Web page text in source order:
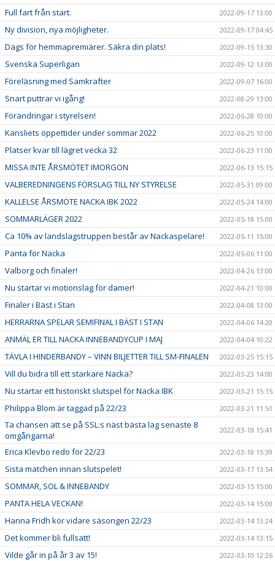
Full fart från start.
2022-09-17 13:00
Ny division, nya möjligheter. 2022-09-17 04:45
Dags för hemmapremiärer. Säkra din plats! 2022-09-15 13:30
Svenska Superligan 2022-09-12 13:00
Föreläsning med Samkrafter 2022-09-07 16:00
Snart puttrar vi igång! 2022-08-29 13:00
Förändringar i styrelsen! 2022-06-28 10:00
Kansliets öppettider under sommar 2022 2022-06-25 10:00
Platser kvar till lägret vecka 32 2022-06-23 11:00
MISSA INTE ÅRSMÖTET IMORGON 2022-06-13 15:15
VALBEREDNINGENS FÖRSLAG TILL NY STYRELSE 2022-05-31 09:00
KALLELSE ÅRSMÖTE NACKA IBK 2022 2022-05-24 14:00
SOMMARLÄGER 2022 2022-05-18 15:00
Ca 10% av landslagstruppen består av Nackaspelare! 2022-05-11 15:00
Panta för Nacka 2022-05-06 11:00
Valborg och finaler! 2022-04-26 13:00
Nu startar vi motionslag för damer! 2022-04-21 10:00
Finaler i Bäst i Stan 2022-04-08 13:00
HERRARNA SPELAR SEMIFINAL I BÄST I STAN 2022-04-06 14:20
ANMÄL ER TILL NACKA INNEBANDYCUP I MAJ 2022-04-04 10:22
TÄVLA I HINDERBANDY – VINN BILJETTER TILL SM-FINALEN 2022-03-25 15:15
Vill du bidra till ett starkare Nacka? 2022-03-23 14:00
Nu startar ett historiskt slutspel för Nacka IBK 2022-03-21 15:15
Philippa Blom är taggad på 22/23 2022-03-21 11:51
Ta chansen att se på SSL:s näst bästa lag senaste 8
omgångarna!
2022-03-18 15:41
Erica Klevbo redo för 22/23 2022-03-18 15:39
Sista matchen innan slutspelet! 2022-03-17 13:54
SOMMAR, SOL & INNEBANDY 2022-03-15 15:00
PANTA HELA VECKAN! 2022-03-14 15:00
Hanna Fridh kör vidare säsongen 22/23 2022-03-14 13:24
Det kommer bli fullsatt! 2022-03-14 13:15
Vilde går in på år 3 av 15! 2022-03-10 12:26